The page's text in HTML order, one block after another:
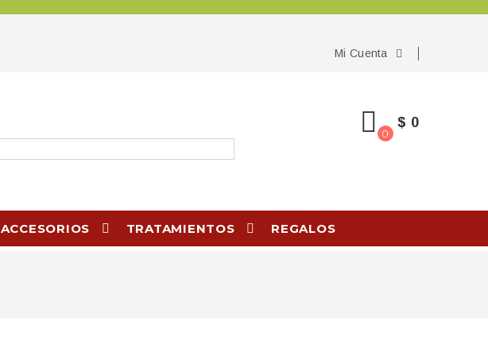
Mi Cuenta
0
$ 0
ACCESORIOS TRATAMIENTOS REGALOS